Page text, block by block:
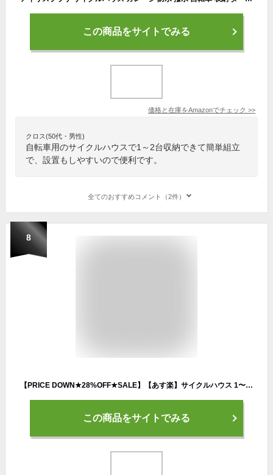
この商品をサイトでみる
価格と在庫をAmazonでチェック >>
クロス(50代・男性)
自転車用のサイクルハウスで1～2台収納できて簡単組立
で、設置もしやすいので便利です。
全てのおすすめコメント（2件）
8
【PRICE DOWN★28%OFF★SALE】【あす楽】サイクルハウス 1〜2台用 自転車置き場 防水 サイクルガレージ 1台 2台 自転車ガレージ ガレージ 人気 駐輪所 駐車場 自転車 家庭用 バイク 保管 屋根 ガレージ おしゃれ 雨よけ 日よけ ACI-2SBR 【D】 [2209LP]
この商品をサイトでみる